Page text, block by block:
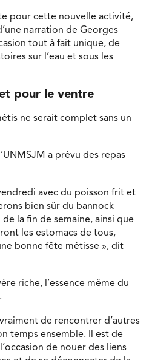
pour cette nouvelle activité,
narration de Georges
tout à fait unique, de
sur l’eau et sous les
pour le ventre
ne serait complet sans un
a prévu des repas
avec du poisson frit et
bien sûr du bannock
la fin de semaine, ainsi que
les estomacs de tous,
bonne fête métisse », dit
riche, l’essence même du
de rencontrer d’autres
temps ensemble. Il est de
de nouer des liens